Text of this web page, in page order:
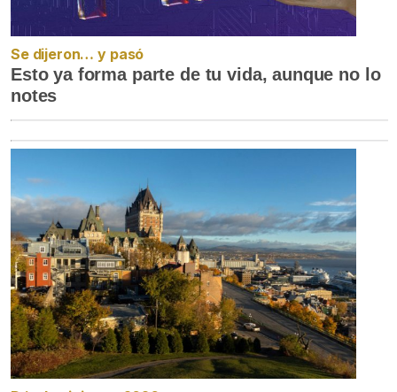
Se dijeron… y pasó
Esto ya forma parte de tu vida, aunque no lo
notes